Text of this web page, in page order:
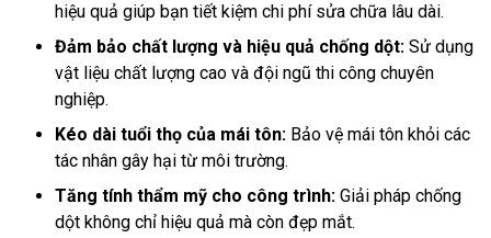
hiệu quả giúp bạn tiết kiệm chi phí sửa chữa lâu dài.
Đảm bảo chất lượng và hiệu quả chống dột: Sử dụng
vật liệu chất lượng cao và đội ngũ thi công chuyên
nghiệp.
Kéo dài tuổi thọ của mái tôn: Bảo vệ mái tôn khỏi các
tác nhân gây hại từ môi trường.
Tăng tính thẩm mỹ cho công trình: Giải pháp chống
dột không chỉ hiệu quả mà còn đẹp mắt.